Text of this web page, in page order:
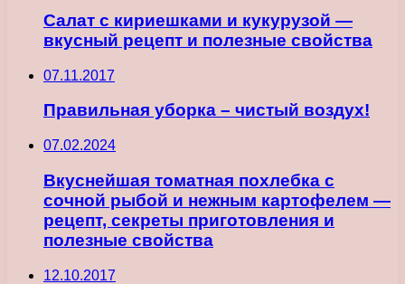
Салат с кириешками и кукурузой —
вкусный рецепт и полезные свойства
07.11.2017
Правильная уборка – чистый воздух!
07.02.2024
Вкуснейшая томатная похлебка с
сочной рыбой и нежным картофелем —
рецепт, секреты приготовления и
полезные свойства
12.10.2017